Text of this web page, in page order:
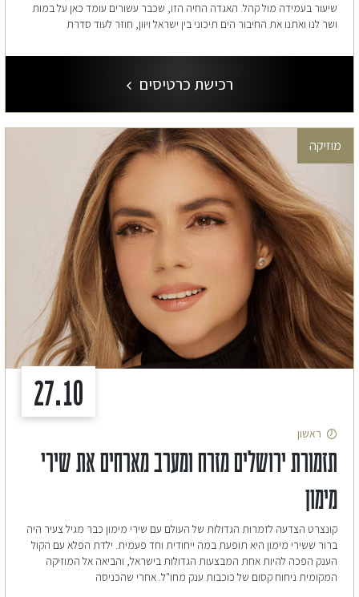
שיעור בעמידה מול קהל. האגדה החיה הזו, שכבר עשורים עומד כאן על במות
ושר לנו ואתנו את החיבור הים תיכוני בין ישראל ויוון, חוזר לעוד סדרת
רכישת כרטיסים
27.10
מוזיקה
ראשון
תזמורת ירושלים מזרח ומערב מארחים את שירי
מימון
קונצרט הצדעה לזמרות הגדולות של העולם עם שירי מימון כבר מגיל צעיר היה
ברור ששירי מימון היא תופעת במה ייחודית וחד פעמית. ילדת הפלא עם הקול
הענק הפכה להיות אחת המבצעות הגדולות בישראל, והביאה אל המוזיקה
המקומית ניחוח קסום של כוכבות ענק מחו"ל. אחרי שהכניסה